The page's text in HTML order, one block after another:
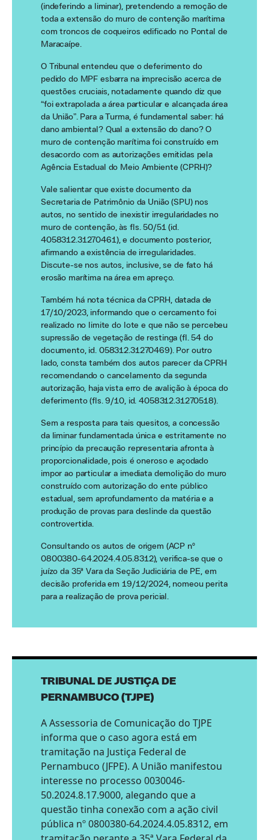
(indeferindo a liminar), pretendendo a remoção de
toda a extensão do muro de contenção marítima
com troncos de coqueiros edificado no Pontal de
Maracaípe.
O Tribunal entendeu que o deferimento do
pedido do MPF esbarra na imprecisão acerca de
questões cruciais, notadamente quando diz que
“foi extrapolada a área particular e alcançada área
da União”. Para a Turma, é fundamental saber: há
dano ambiental? Qual a extensão do dano? O
muro de contenção marítima foi construído em
desacordo com as autorizações emitidas pela
Agência Estadual do Meio Ambiente (CPRH)?
Vale salientar que existe documento da
Secretaria de Patrimônio da União (SPU) nos
autos, no sentido de inexistir irregularidades no
muro de contenção, às fls. 50/51 (id.
4058312.31270461), e documento posterior,
afirmando a existência de irregularidades.
Discute-se nos autos, inclusive, se de fato há
erosão marítima na área em apreço.
Também há nota técnica da CPRH, datada de
17/10/2023, informando que o cercamento foi
realizado no limite do lote e que não se percebeu
supressão de vegetação de restinga (fl. 54 do
documento, id. 058312.31270469). Por outro
lado, consta também dos autos parecer da CPRH
recomendando o cancelamento da segunda
autorização, haja vista erro de avalição à época do
deferimento (fls. 9/10, id. 4058312.31270518).
Sem a resposta para tais quesitos, a concessão
da liminar fundamentada única e estritamente no
princípio da precaução representaria afronta à
proporcionalidade, pois é oneroso e açodado
impor ao particular a imediata demolição do muro
construído com autorização do ente público
estadual, sem aprofundamento da matéria e a
produção de provas para deslinde da questão
controvertida.
Consultando os autos de origem (ACP nº
0800380-64.2024.4.05.8312), verifica-se que o
juízo da 35ª Vara da Seção Judiciária de PE, em
decisão proferida em 19/12/2024, nomeou perita
para a realização de prova pericial.
TRIBUNAL DE JUSTIÇA DE
PERNAMBUCO (TJPE)
A Assessoria de Comunicação do TJPE
informa que o caso agora está em
tramitação na Justiça Federal de
Pernambuco (JFPE). A União manifestou
interesse no processo 0030046-
50.2024.8.17.9000, alegando que a
questão tinha conexão com a ação civil
pública nº 0800380-64.2024.4.05.8312, em